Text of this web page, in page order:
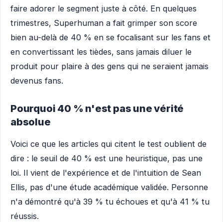
faire adorer le segment juste à côté. En quelques
trimestres, Superhuman a fait grimper son score
bien au-delà de 40 % en se focalisant sur les fans et
en convertissant les tièdes, sans jamais diluer le
produit pour plaire à des gens qui ne seraient jamais
devenus fans.
Pourquoi 40 % n'est pas une vérité
absolue
Voici ce que les articles qui citent le test oublient de
dire : le seuil de 40 % est une heuristique, pas une
loi. Il vient de l'expérience et de l'intuition de Sean
Ellis, pas d'une étude académique validée. Personne
n'a démontré qu'à 39 % tu échoues et qu'à 41 % tu
réussis.